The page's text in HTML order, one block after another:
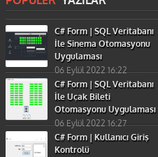
C# Form | SQL Veritabanı
İle Sinema Otomasyonu
Uygulaması
06 Eylül 2022 16:22
C# Form | SQL Veritabanı
İle Uçak Bileti
Otomasyonu Uygulaması
06 Eylül 2022 16:27
C# Form | Kullanıcı Giriş
Kontrolü